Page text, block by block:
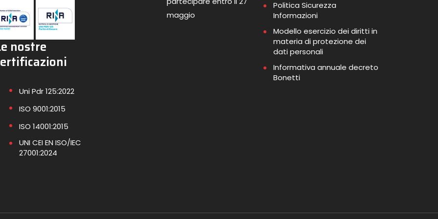
nostre
Uni Pdr 125:2022
ISO 9001:2015
ISO 14001:2015
UNI CEI EN ISO/IEC
27001:2024
maggio
Politica Sicurezza
Informazioni
Modello esercizio dei diritti in
materia di protezione dei
dati personali
Informativa annuale decreto
Bonetti